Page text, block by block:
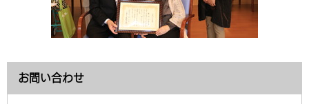
お問い合わせ